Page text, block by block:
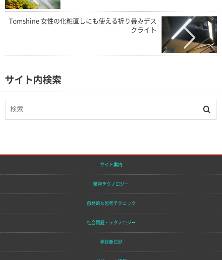
Tomshine 女性の化粧直しにも使える折り畳みデス
クライト
サイト内検索
サイト案内
精神テクノロジー
自発的な思考テクニック
社会問題・テクノロジー
夢診断日記